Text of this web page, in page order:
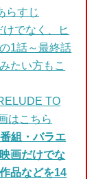
らすじ
けでなく、ヒ
1話～最終話
たい方もこ
TO
はこちら
組・バラエ
画だけでな
品などを14